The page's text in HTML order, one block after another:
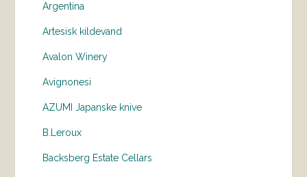
Argentina
Artesisk kildevand
Avalon Winery
Avignonesi
AZUMI Japanske knive
B.Leroux
Backsberg Estate Cellars